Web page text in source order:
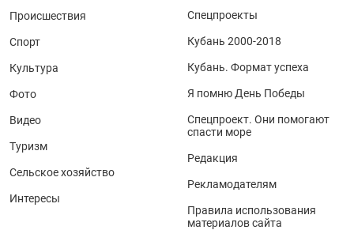
Происшествия
Спорт
Культура
Фото
Видео
Туризм
Сельское хозяйство
Интересы
Спецпроекты
Кубань 2000-2018
Кубань. Формат успеха
Я помню День Победы
Спецпроект. Они помогают
спасти море
Редакция
Рекламодателям
Правила использования
материалов сайта